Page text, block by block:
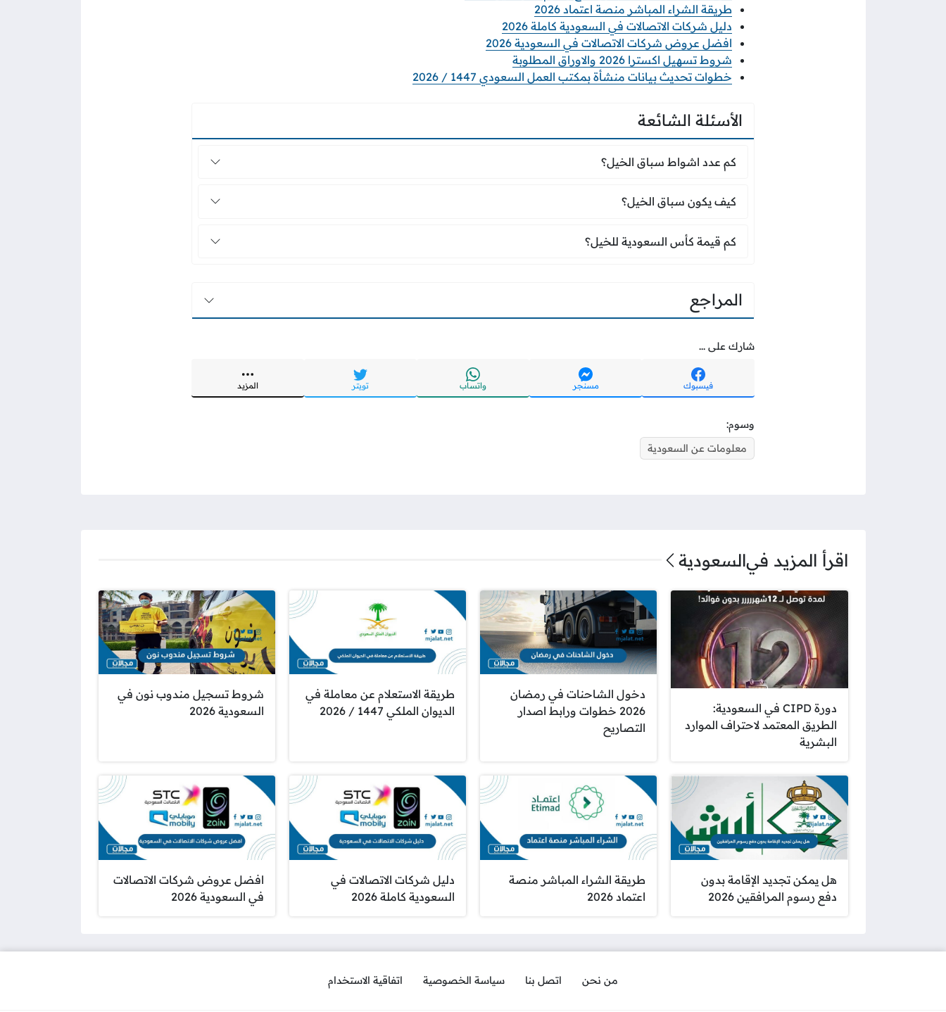
طريقة الشراء المباشر منصة اعتماد 2026
دليل شركات الاتصالات في السعودية كاملة 2026
افضل عروض شركات الاتصالات في السعودية 2026
شروط تسهيل اكسترا 2026 والاوراق المطلوبة
خطوات تحديث بيانات منشأة بمكتب العمل السعودي 1447 / 2026
الأسئلة الشائعة
كم عدد اشواط سباق الخيل؟
كم عدد اشواط سباق الخيل؟
كيف يكون سباق الخيل؟
كيف يكون سباق الخيل؟
كم قيمة كأس السعودية للخيل؟
كم قيمة كأس السعودية للخيل؟
المراجع
شارك على ...
فيسبوك مسنجر واتساب تويتر المزيد
وسوم:
معلومات عن السعودية
اقرأ المزيد فيالسعودية
دورة CIPD في السعودية:
الطريق المعتمد لاحتراف الموارد
البشرية
دخول الشاحنات في رمضان
2026 خطوات ورابط اصدار
التصاريح
طريقة الاستعلام عن معاملة في
الديوان الملكي 1447 / 2026
شروط تسجيل مندوب نون في
السعودية 2026
هل يمكن تجديد الإقامة بدون
دفع رسوم المرافقين 2026
طريقة الشراء المباشر منصة
اعتماد 2026
دليل شركات الاتصالات في
السعودية كاملة 2026
افضل عروض شركات الاتصالات
في السعودية 2026
من نحن اتصل بنا سياسة الخصوصية اتفاقية الاستخدام